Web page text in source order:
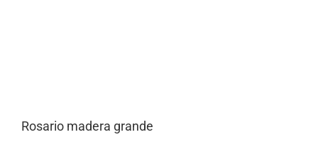
Rosario madera grande